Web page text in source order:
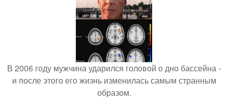
В 2006 году мужчина ударился головой о дно бассейна -
и после этого его жизнь изменилась самым странным
образом.